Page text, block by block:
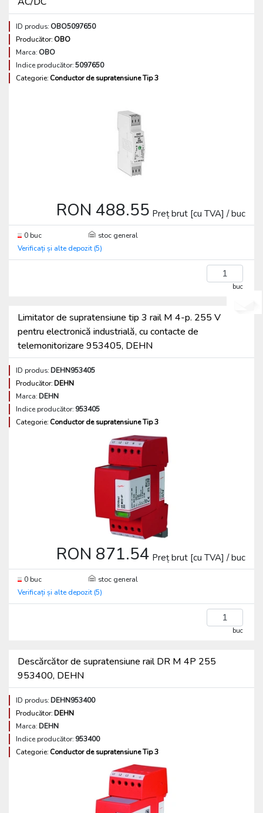
ID produs: OBO5097650
Producător: OBO
Marca: OBO
Indice producător:5097650
Categorie: Conductor de supratensiune Tip 3
RON 488.55 Preț brut [cu TVA] / buc
0 buc
stoc general
Verificați și alte depozit (5)
buc
Limitator de supratensiune tip 3 rail M 4-p. 255 V
pentru electronică industrială, cu contacte de
telemonitorizare 953405, DEHN
ID produs:DEHN953405
Producător:DEHN
Marca:DEHN
Indice producător: 953405
Categorie: Conductor de supratensiune Tip 3
RON 871.54 Preț brut [cu TVA] / buc
0 buc
stoc general
Verificați și alte depozit (5)
buc
Descărcător de supratensiune rail DR M 4P 255
953400, DEHN
ID produs:DEHN953400
Producător:DEHN
Marca:DEHN
Indice producător: 953400
Categorie: Conductor de supratensiune Tip 3